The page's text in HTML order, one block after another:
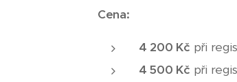
Cena:
4 200 Kč při
4 500 Kč při